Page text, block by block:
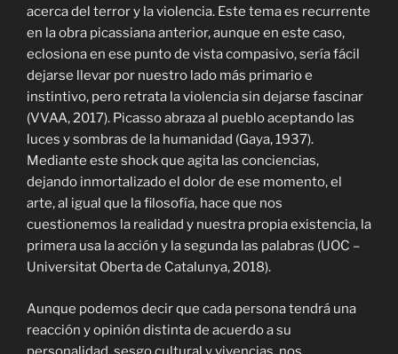
acerca del terror y la violencia. Este tema es recurrente
en la obra picassiana anterior, aunque en este caso,
eclosiona en ese punto de vista compasivo, sería fácil
dejarse llevar por nuestro lado más primario e
instintivo, pero retrata la violencia sin dejarse fascinar
(VVAA, 2017). Picasso abraza al pueblo aceptando las
luces y sombras de la humanidad (Gaya, 1937).
Mediante este shock que agita las conciencias,
dejando inmortalizado el dolor de ese momento, el
arte, al igual que la filosofía, hace que nos
cuestionemos la realidad y nuestra propia existencia, la
primera usa la acción y la segunda las palabras (UOC –
Universitat Oberta de Catalunya, 2018).
Aunque podemos decir que cada persona tendrá una
reacción y opinión distinta de acuerdo a su